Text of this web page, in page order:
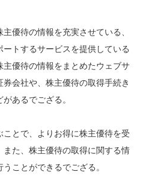
優待の情報を充実させている、
トするサービスを提供している
優待の情報をまとめたウェブサ
会社や、株主優待の取得手続き
あるでござる。
とで、よりお得に株主優待を受
た、株主優待の取得に関する情
ことができるでござる。